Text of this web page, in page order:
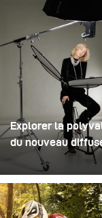
d'elles, puis les a
créé une
de retenir le
Explorer la
du nouveau
Certaines séances
servent à tester
idées. D'autres